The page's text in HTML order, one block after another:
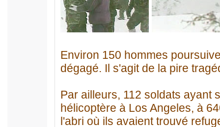
Environ 150 hommes
dégagé. Il s'agit de la pire
Par ailleurs, 112 soldats ayant
hélicoptère à Los Angeles, à
l'abri où ils avaient trouvé